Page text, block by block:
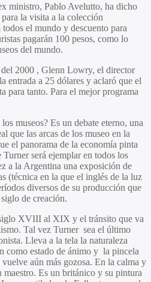
ministro, Pablo Avelutto, ha dicho
la visita a la colección
el mundo y descuento para
pagarán 100 pesos, como lo
del mundo.
2000 , Glenn Lowry, el director
a 25 dólares y aclaró que el
para tanto. Para el mejor programa
museos? Es un debate eterno, una
que las arcas de los museo en la
el panorama de la economía pinta
será ejemplar en todos los
a la Argentina una exposición de
(técnica en la que el inglés de la luz
diversos de su producción que
de creación.
XVIII al XIX y el tránsito que va
Tal vez Turner sea el último
Lleva a la tela la naturaleza
como estado de ánimo y la pincela
aún más gozosa. En la calma y
maestro. Es un británico y su pintura